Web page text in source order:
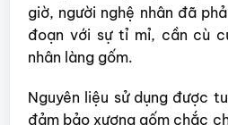
giờ, người nghệ nhân đã
đoạn với sự tỉ mỉ, cần cù
nhân làng gốm.
Nguyên liệu sử dụng được
đảm bảo xương gốm chắc